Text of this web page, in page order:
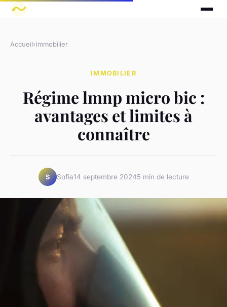
Accueil›Immobilier
IMMOBILIER
Régime lmnp micro bic :
avantages et limites à
connaître
S Sofia14 septembre 20245 min de lecture